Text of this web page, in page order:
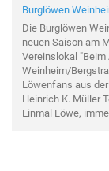
Burglöwen
Die Burglöwen
neuen Saison am
Vereinslokal "Beim
Weinheim/
Löwenfans aus
Heinrich K. Müller
Einmal Löwe,